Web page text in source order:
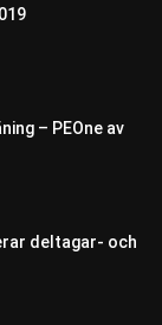
– PEOne av
deltagar- och